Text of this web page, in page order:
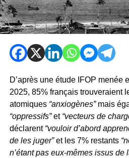
D’après une étude IFOP menée
2025, 85% français trouveraient
atomiques “anxiogènes” mais
“oppressifs”et “vecteurs de
déclarent “vouloir d’abord
de les juger”et les 7% restants
n’étant pas eux-mêmes issus de